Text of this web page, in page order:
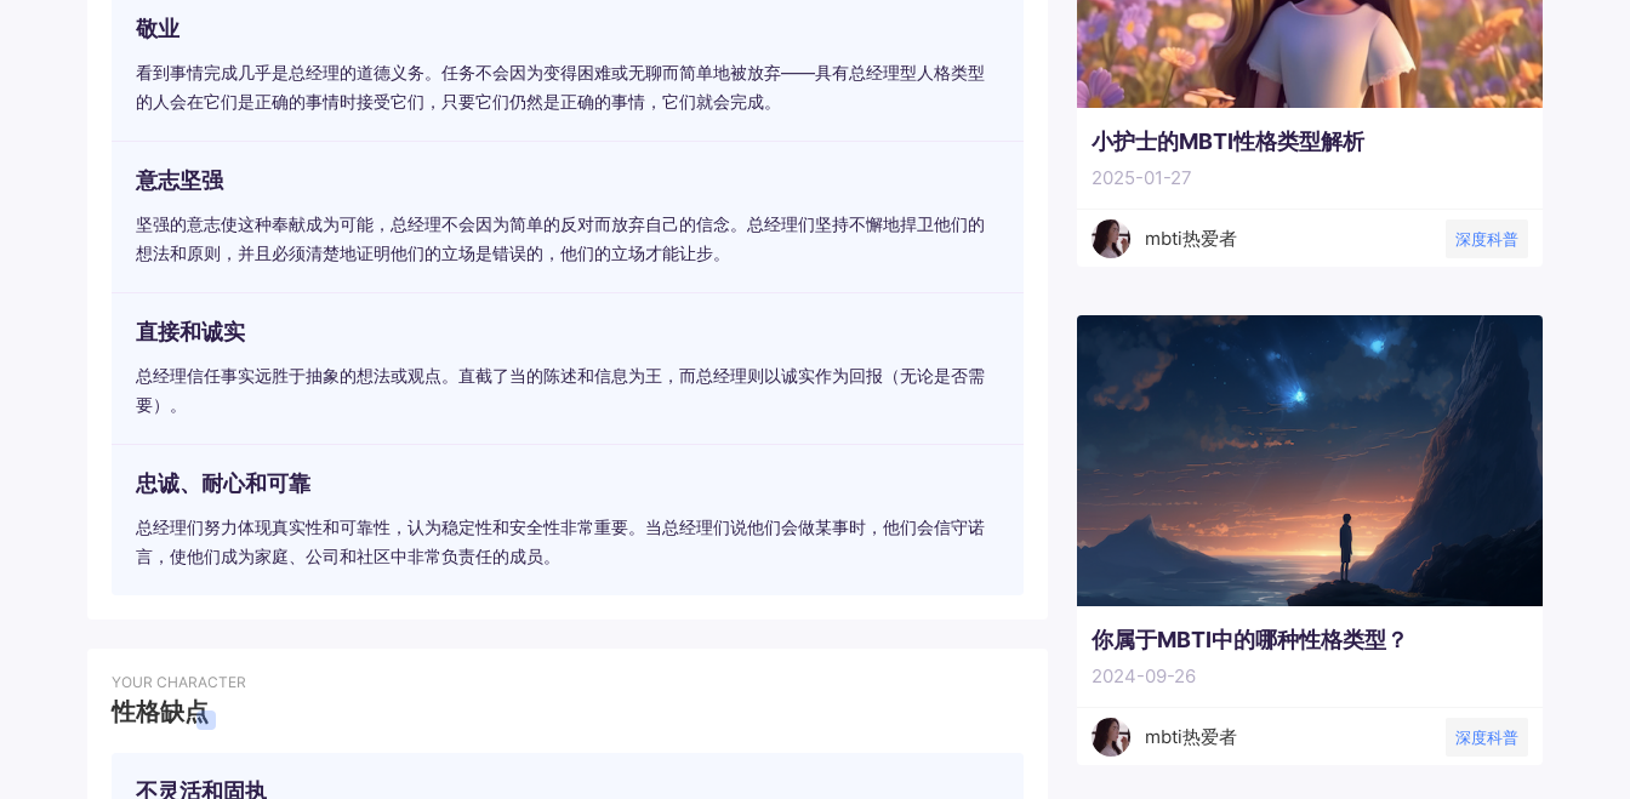
敬业
看到事情完成几乎是总经理的道德义务。任务不会因为变得困难或无聊而简单地被放弃——具有总经理型人格类型
的人会在它们是正确的事情时接受它们，只要它们仍然是正确的事情，它们就会完成。
意志坚强
坚强的意志使这种奉献成为可能，总经理不会因为简单的反对而放弃自己的信念。总经理们坚持不懈地捍卫他们的
想法和原则，并且必须清楚地证明他们的立场是错误的，他们的立场才能让步。
直接和诚实
总经理信任事实远胜于抽象的想法或观点。直截了当的陈述和信息为王，而总经理则以诚实作为回报（无论是否需
要）。
忠诚、耐心和可靠
总经理们努力体现真实性和可靠性，认为稳定性和安全性非常重要。当总经理们说他们会做某事时，他们会信守诺
言，使他们成为家庭、公司和社区中非常负责任的成员。
YOUR CHARACTER
性格缺点
不灵活和固执
小护士的MBTI性格类型解析
2025-01-27
mbti热爱者 深度科普
你属于MBTI中的哪种性格类型？
2024-09-26
mbti热爱者 深度科普